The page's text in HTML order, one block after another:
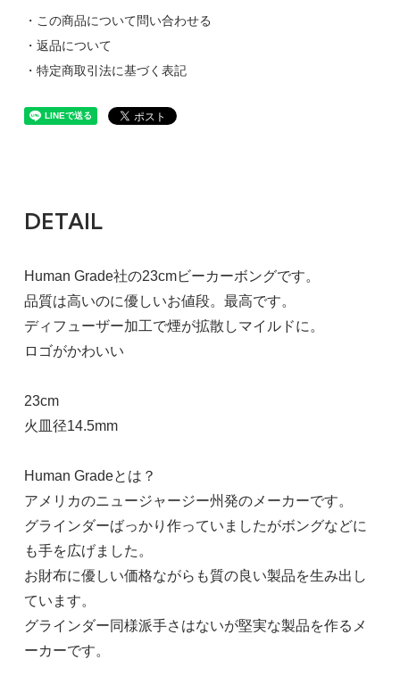
・この商品について問い合わせる
・返品について
・特定商取引法に基づく表記
DETAIL
Human Grade社の23cmビーカーボングです。
品質は高いのに優しいお値段。最高です。
ディフューザー加工で煙が拡散しマイルドに。
ロゴがかわいい
23cm
火皿径14.5mm
Human Gradeとは？
アメリカのニュージャージー州発のメーカーです。
グラインダーばっかり作っていましたがボングなどに
も手を広げました。
お財布に優しい価格ながらも質の良い製品を生み出し
ています。
グラインダー同様派手さはないが堅実な製品を作るメ
ーカーです。